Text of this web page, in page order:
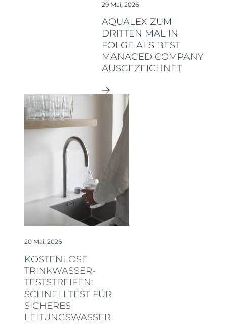
29 Mai, 2026
AQUALEX ZUM
DRITTEN MAL IN
FOLGE ALS BEST
MANAGED COMPANY
AUSGEZEICHNET
20 Mai, 2026
KOSTENLOSE
TRINKWASSER-
TESTSTREIFEN:
SCHNELLTEST FÜR
SICHERES
LEITUNGSWASSER